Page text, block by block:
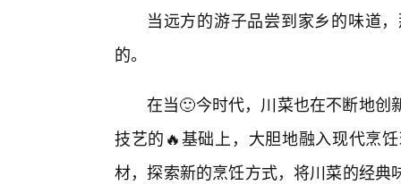
当远方的游子品尝到家乡的味道
的。
在当🙂今时代，川菜也在不断地创
技艺的🔥基础上，大胆地融入现代烹
材，探索新的烹饪方式，将川菜的经